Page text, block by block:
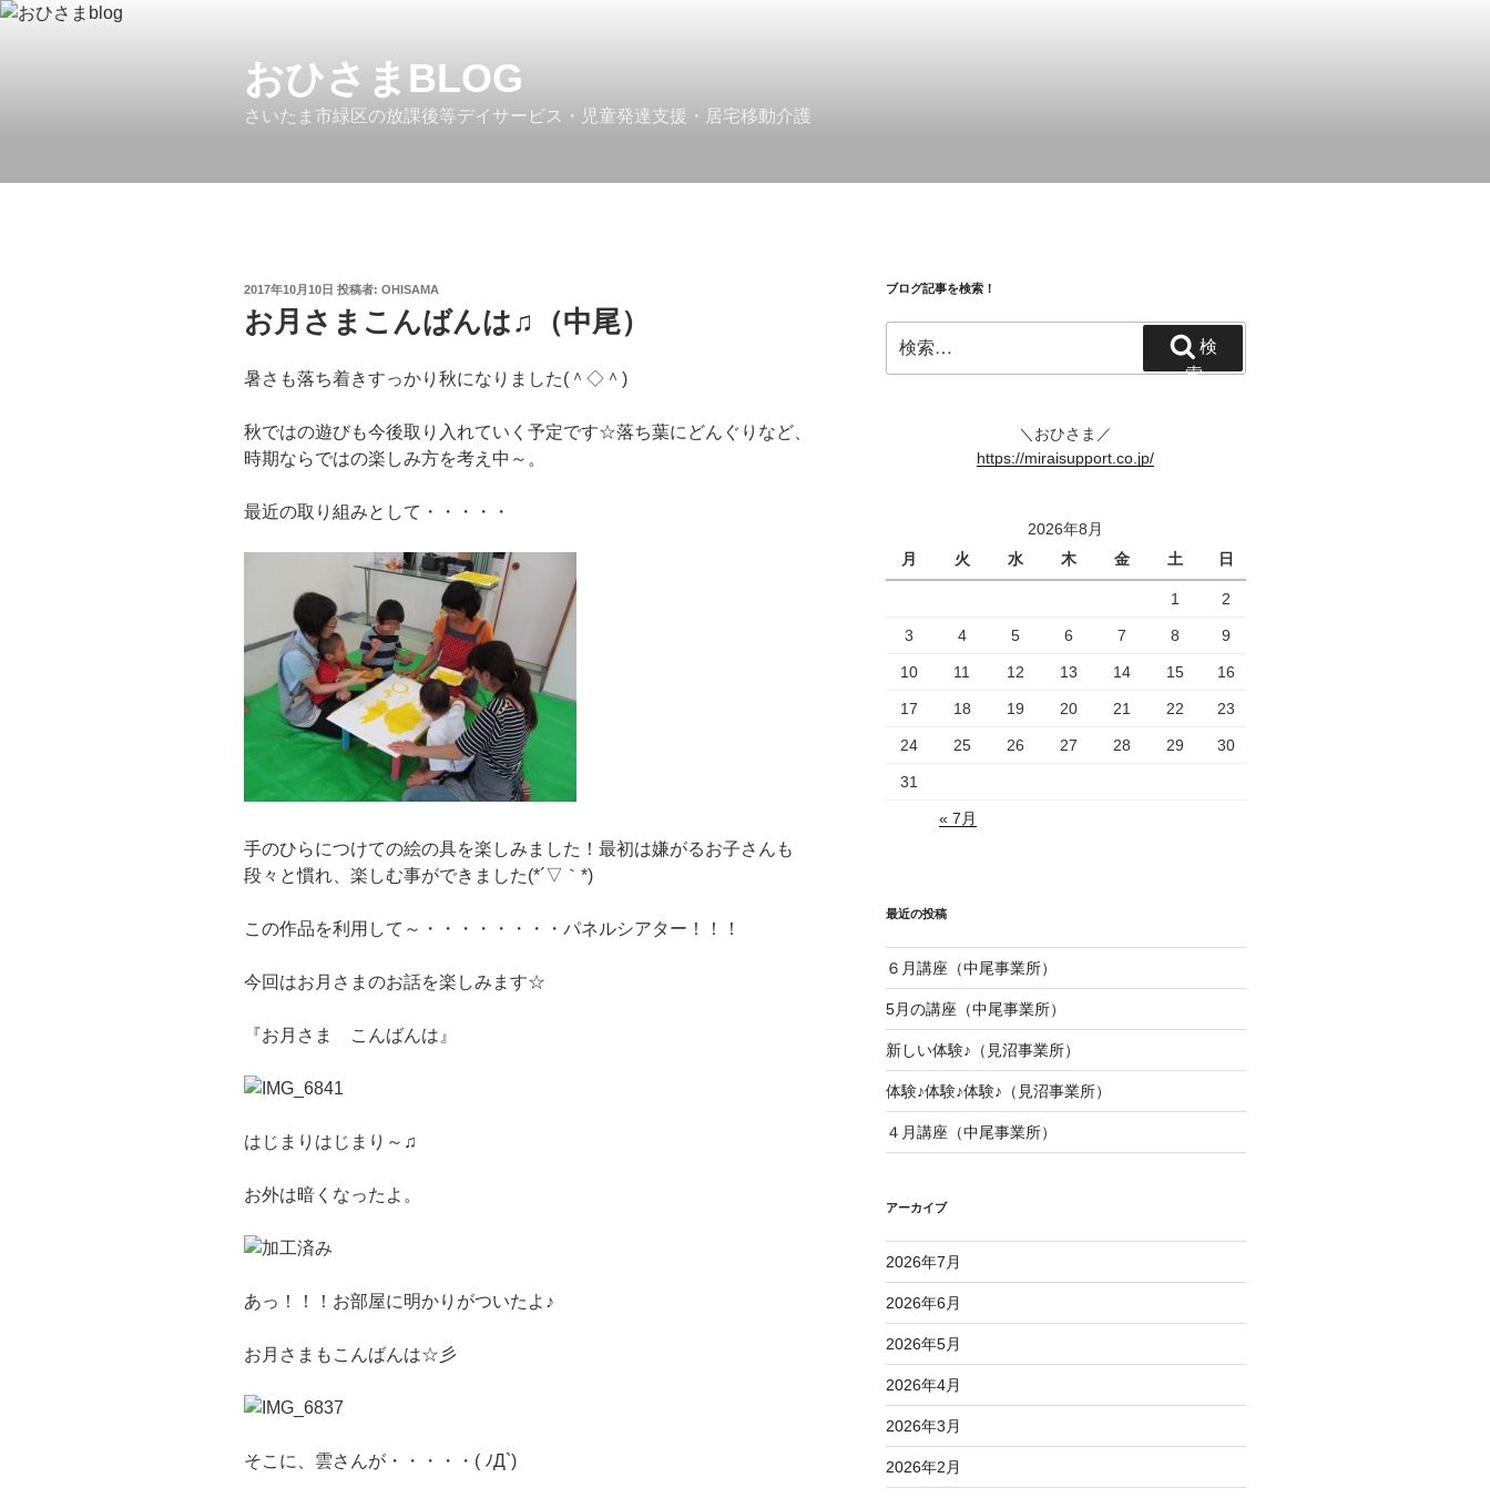
コ
おひさまBLOG
さいたま市緑区の放課後等デイサービス・児童発達支援・居宅移動介護
投
日:
2017年10月10日 投稿者: OHISAMA
お月さまこんばんは♫（中尾）
暑さも落ち着きすっかり秋になりました(＾◇＾)
秋ではの遊びも今後取り入れていく予定です☆落ち葉にどんぐりなど、
時期ならではの楽しみ方を考え中～。
最近の取り組みとして・・・・・
手のひらにつけての絵の具を楽しみました！最初は嫌がるお子さんも
段々と慣れ、楽しむ事ができました(*´▽｀*)
この作品を利用して～・・・・・・・・パネルシアター！！！
今回はお月さまのお話を楽しみます☆
『お月さま こんばんは』
はじまりはじまり～♫
お外は暗くなったよ。
あっ！！！お部屋に明かりがついたよ♪
お月さまもこんばんは☆彡
そこに、雲さんが・・・・・( ﾉД`)
ブログ記事を検索！
索:
索
＼おひさま／
https://miraisupport.co.jp/
2026年8月
月
火 水 木 金 土 日
1 2
3 4 5 6 7 8 9
10 11 12 13 14 15 16
17 18 19 20 21 22 23
24 25 26 27 28 29 30
31
« 7月
最近の投稿
６月講座（中尾事業所）
5月の講座（中尾事業所）
新しい体験♪（見沼事業所）
体験♪体験♪体験♪（見沼事業所）
４月講座（中尾事業所）
アーカイブ
2026年7月
2026年6月
2026年5月
2026年4月
2026年3月
2026年2月